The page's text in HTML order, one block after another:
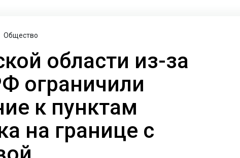
Общество
области из-за
ограничили
к пунктам
на границе с